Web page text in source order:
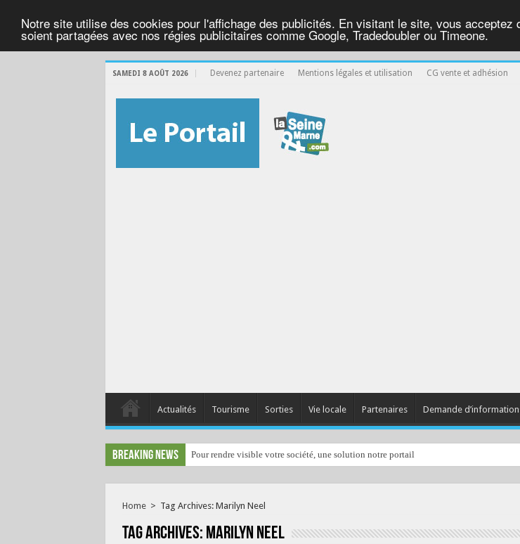
Notre site utilise des cookies pour l'affichage des publicités. En visitant le site, vous
soient partagées avec nos régies publicitaires comme Google, Tradedoubler ou Timeone.
SAMEDI 8 AOÛT 2026 Devenez partenaire Mentions légales et utilisation CG vente et adhésion
Actualités Tourisme Sorties Vie locale Partenaires Demande
Breaking News Pour rendre visible votre société, une solution notre portail
Home > Tag Archives: Marilyn Neel
Tag Archives: Marilyn Neel